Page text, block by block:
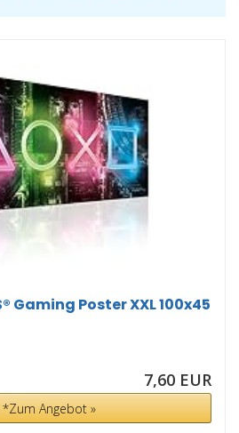
Gaming Poster XXL 100x45
7,60 EUR
*Zum Angebot »